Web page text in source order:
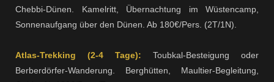
Chebbi-Dünen. Kamelritt, Übernachtung im Wüstencamp,
Sonnenaufgang über den Dünen. Ab 180€/Pers. (2T/1N).
Atlas-Trekking (2-4 Tage): Toubkal-Besteigung oder
Berberdörfer-Wanderung. Berghütten, Maultier-Begleitung,